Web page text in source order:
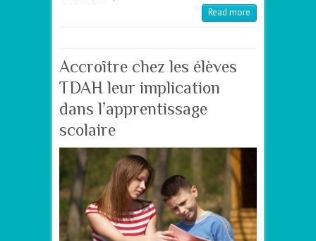
Read more
Accroître chez les élèves
TDAH leur implication
dans l’apprentissage
scolaire